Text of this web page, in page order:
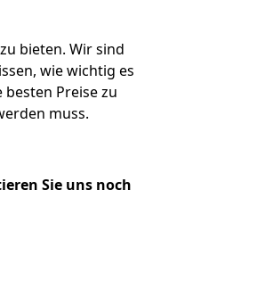
zu bieten. Wir sind
wie wichtig es
Preise zu
muss.
Sie uns noch